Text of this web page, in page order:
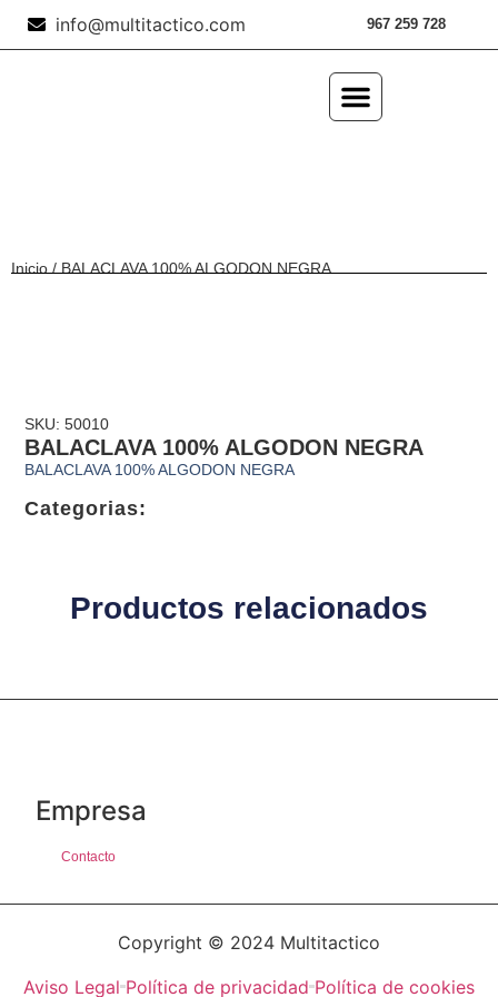
info@multitactico.com 967 259 728
Inicio / BALACLAVA 100% ALGODON NEGRA
SKU: 50010
BALACLAVA 100% ALGODON NEGRA
BALACLAVA 100% ALGODON NEGRA
Categorias:
Productos relacionados
Empresa
Contacto
Copyright © 2024 Multitactico
Aviso Legal Política de privacidad Política de cookies